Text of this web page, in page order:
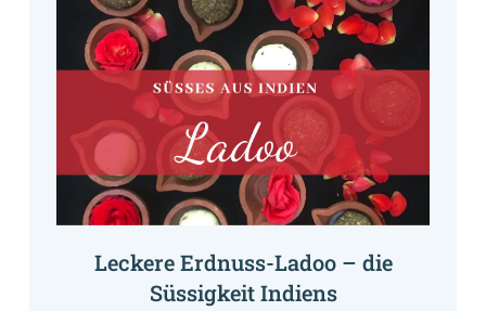
Leckere Erdnuss-Ladoo – die
Süssigkeit Indiens